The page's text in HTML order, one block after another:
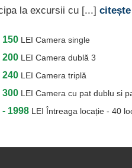
la excursii cu [...]
150 LEI Camera single
200 LEI Camera dublă 3
240 LEI Camera triplă
300 LEI Camera cu pat dublu si
- 1998 LEI Întreaga locație - 40